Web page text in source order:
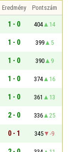
Eredmény
Pontszám
1 - 0 404
14
1 - 0 399
5
1 - 0 390
9
1 - 0 374
16
1 - 0 361
13
2 - 0 336
25
0 - 1 345
-9